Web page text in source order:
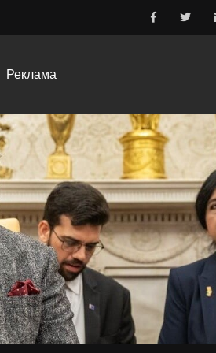
Реклама